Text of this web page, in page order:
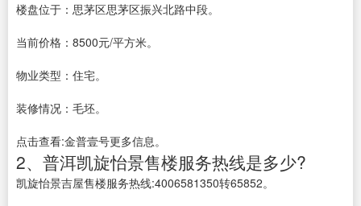
楼盘位于：思茅区思茅区振兴北路中段。
当前价格：8500元/平方米。
物业类型：住宅。
装修情况：毛坯。
点击查看:金普壹号更多信息。
2、普洱凯旋怡景售楼服务热线是多少?
凯旋怡景吉屋售楼服务热线:4006581350转65852。